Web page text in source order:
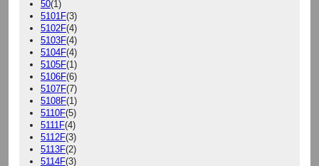
50(1)
5101F(3)
5102F(4)
5103F(4)
5104F(4)
5105F(1)
5106F(6)
5107F(7)
5108F(1)
5110F(5)
5111F(4)
5112F(3)
5113F(2)
5114F(3)